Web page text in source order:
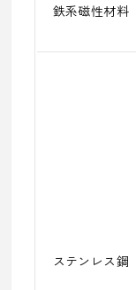
鉄系磁性材料
ステンレス鋼